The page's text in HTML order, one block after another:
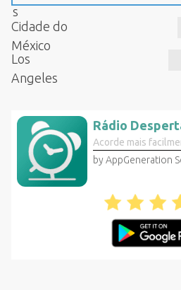
s
Cidade do
México
Los
Angeles
Rádio
Acorde mais
by AppGeneration